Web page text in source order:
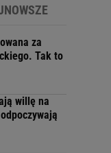
za
Tak to
willę na